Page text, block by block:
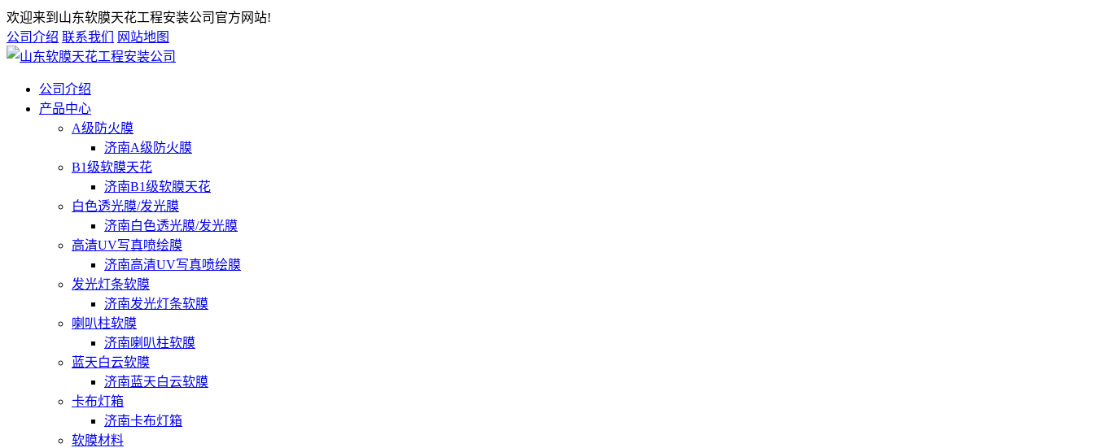
欢迎来到山东软膜天花工程安装公司官方网站!
公司介绍 联系我们 网站地图
公司介绍
产品中心
A级防火膜
济南A级防火膜
B1级软膜天花
济南B1级软膜天花
白色透光膜/发光膜
济南白色透光膜/发光膜
高清UV写真喷绘膜
济南高清UV写真喷绘膜
发光灯条软膜
济南发光灯条软膜
喇叭柱软膜
济南喇叭柱软膜
蓝天白云软膜
济南蓝天白云软膜
卡布灯箱
济南卡布灯箱
软膜材料